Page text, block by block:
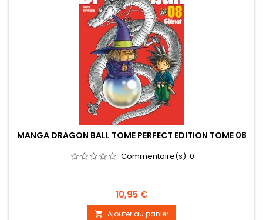
MANGA DRAGON BALL TOME PERFECT EDITION TOME 08
Commentaire(s): 0
Prix
10,95 €
 Ajouter au panier